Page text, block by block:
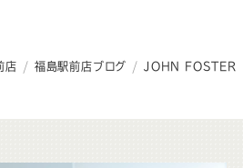
プページ
店 福島駅前店ブログ JOHN FOSTER